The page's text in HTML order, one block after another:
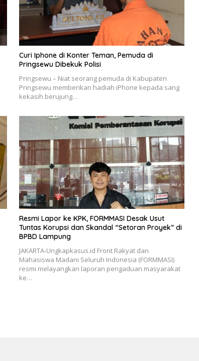
Curi Iphone di Konter Teman, Pemuda di
Pringsewu Dibekuk Polisi
Pringsewu – Niat seorang pemuda di Kabupaten
Pringsewu memberikan hadiah iPhone kepada sang
kekasih berujung…
Resmi Lapor ke KPK, FORMMASI Desak Usut
Tuntas Korupsi dan Skandal “Setoran Proyek” di
BPBD Lampung
JAKARTA-Ungkapkasus.id Front Rakyat dan
Mahasiswa Madani Seluruh Indonesia (FORMMASI)
resmi melayangkan laporan pengaduan masyarakat
ke…